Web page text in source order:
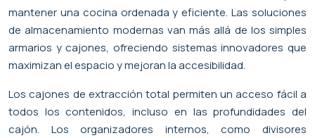
mantener una cocina ordenada y eficiente. Las soluciones
de almacenamiento modernas van más allá de los simples
armarios y cajones, ofreciendo sistemas innovadores que
maximizan el espacio y mejoran la accesibilidad.
Los cajones de extracción total permiten un acceso fácil a
todos los contenidos, incluso en las profundidades del
cajón. Los organizadores internos, como divisores